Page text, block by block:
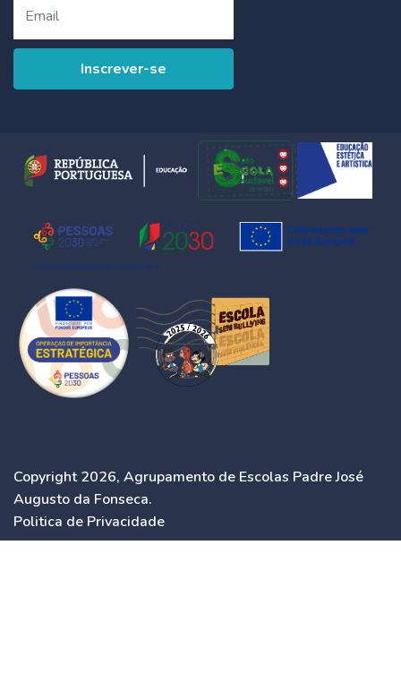
Copyright 2026, Agrupamento de Escolas Padre José
Augusto da Fonseca.
Politica de Privacidade